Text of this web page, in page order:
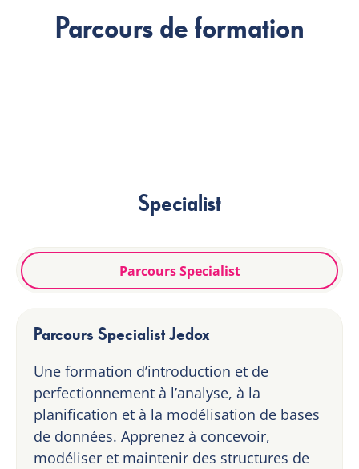
Parcours de formation
Specialist
Parcours Specialist
Parcours Specialist Jedox
Une formation d’introduction et de
perfectionnement à l’analyse, à la
planification et à la modélisation de bases
de données. Apprenez à concevoir,
modéliser et maintenir des structures de